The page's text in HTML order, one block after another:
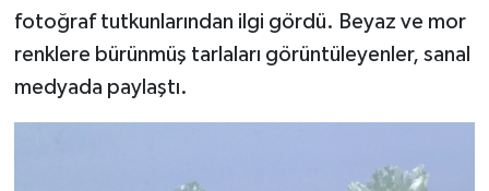
fotoğraf tutkunlarından ilgi gördü. Beyaz ve mor
renklere bürünmüş tarlaları görüntüleyenler, sanal
medyada paylaştı.